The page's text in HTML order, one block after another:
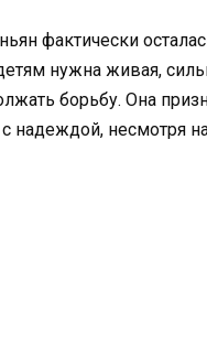
фактически
нужна живая,
борьбу. Она
надеждой, несмотря